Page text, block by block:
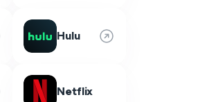
Hulu
Netflix